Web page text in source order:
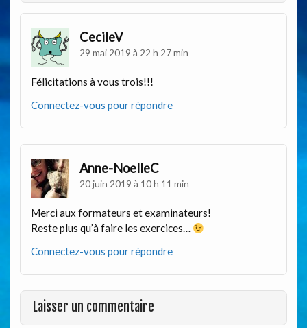
CecileV
29 mai 2019 à 22 h 27 min
Félicitations à vous trois!!!
Connectez-vous pour répondre
Anne-NoelleC
20 juin 2019 à 10 h 11 min
Merci aux formateurs et examinateurs!
Reste plus qu’à faire les exercices…
Connectez-vous pour répondre
Laisser un commentaire